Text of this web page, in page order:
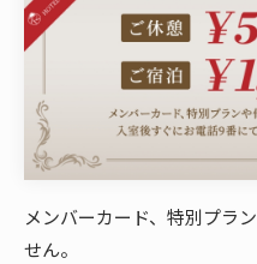
メンバーカード、特別プラ
せん。